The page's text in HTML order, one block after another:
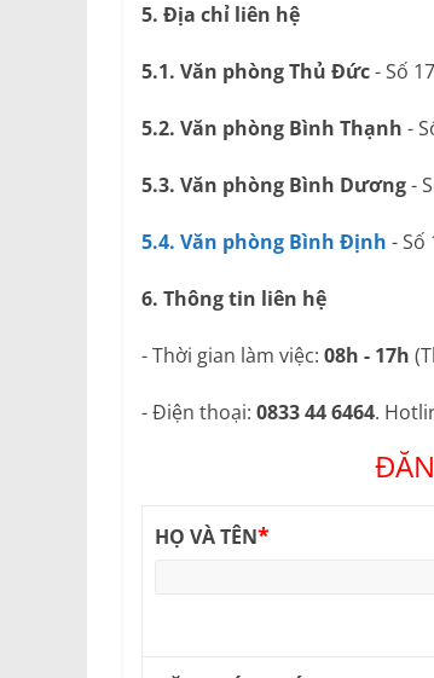
5. Địa chỉ liên hệ
5.1. Văn phòng Thủ Đức- Số
5.2. Văn phòng Bình Thạnh -
5.3. Văn phòng Bình Dương-
5.4. Văn phòng Bình Định - Số
6. Thông tin liên hệ
- Thời gian làm việc: 08h - 17h
- Điện thoại: 0833 44 6464.
HỌ VÀ TÊN*